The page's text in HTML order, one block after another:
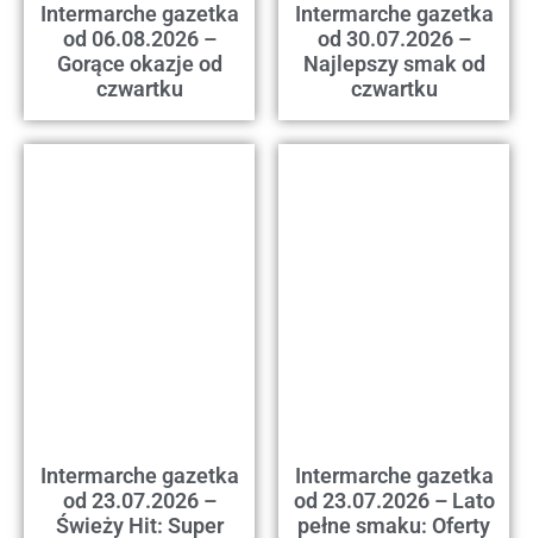
Intermarche gazetka
od 06.08.2026 –
Gorące okazje od
czwartku
Intermarche gazetka
od 30.07.2026 –
Najlepszy smak od
czwartku
Intermarche gazetka
od 23.07.2026 –
Świeży Hit: Super
Intermarche gazetka
od 23.07.2026 – Lato
pełne smaku: Oferty